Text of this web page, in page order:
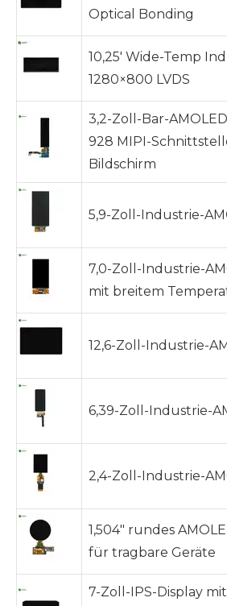
Optical Bonding
10,25' Wide-Temp
1280×800 LVDS
3,2-Zoll-Bar-
928 MIPI-
Bildschirm
5,9-Zoll-Industrie-
7,0-Zoll-Industrie-
mit breitem
12,6-Zoll-Industrie-
6,39-Zoll-Industrie-
2,4-Zoll-Industrie-
1,504″ rundes
für tragbare Geräte
7-Zoll-IPS-Display